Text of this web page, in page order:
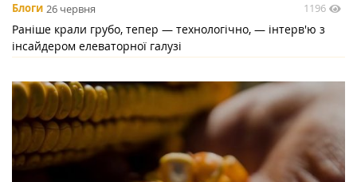
Блоги 26 червня 1196
Раніше крали грубо, тепер — технологічно, — інтерв'ю з
інсайдером елеваторної галузі